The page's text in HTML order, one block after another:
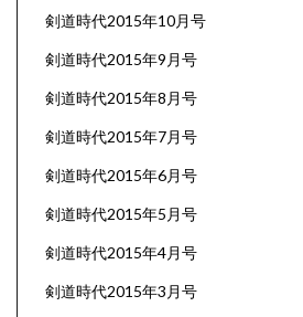
剣道時代2015年10月号
剣道時代2015年9月号
剣道時代2015年8月号
剣道時代2015年7月号
剣道時代2015年6月号
剣道時代2015年5月号
剣道時代2015年4月号
剣道時代2015年3月号